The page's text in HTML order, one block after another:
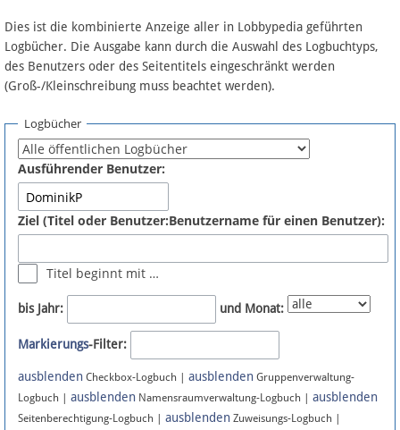
Artikel nach Kategorien
FAQ
Fördermitglied werden
Fehler melden
Newsletter
Bluesky
Facebook
Instagram
Dies ist die kombinierte Anzeige aller in Lobbypedia geführten
Logbücher. Die Ausgabe kann durch die Auswahl des Logbuchtyps,
des Benutzers oder des Seitentitels eingeschränkt werden
(Groß-/Kleinschreibung muss beachtet werden).
Logbücher
Ausführender Benutzer:
Ziel (Titel oder Benutzer:Benutzername für einen Benutzer):
Titel beginnt mit …
bis Jahr: und Monat:
Markierungs-Filter:
ausblenden Checkbox-Logbuch | ausblenden Gruppenverwaltung-
Logbuch | ausblenden Namensraumverwaltung-Logbuch | ausblenden
Seitenberechtigung-Logbuch | ausblenden Zuweisungs-Logbuch |